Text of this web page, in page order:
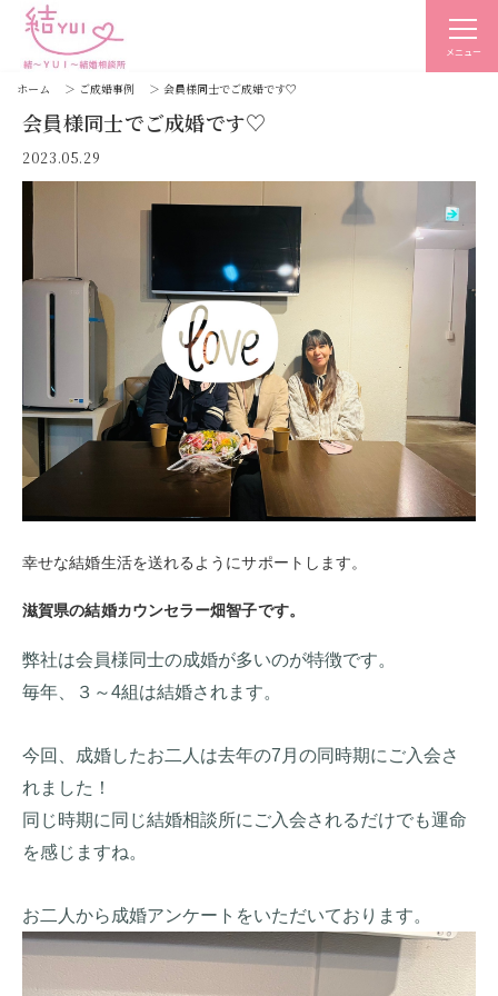
メニュー
ホーム ＞ ご成婚事例 ＞ 会員様同士でご成婚です♡
会員様同士でご成婚です♡
2023.05.29
幸せな結婚生活を送れるようにサポートします。
滋賀県の結婚カウンセラー畑智子です。
弊社は会員様同士の成婚が多いのが特徴です。
毎年、３～4組は結婚されます。
今回、成婚したお二人は去年の7月の同時期にご入会さ
れました！
同じ時期に同じ結婚相談所にご入会されるだけでも運命
を感じますね。
お二人から成婚アンケートをいただいております。